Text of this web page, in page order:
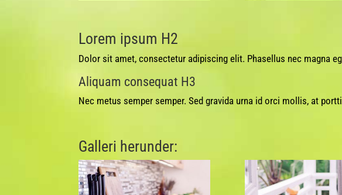
Lorem ipsum H2
Dolor sit amet, consectetur adipiscing elit. Phasellus nec magna
Aliquam consequat H3
Nec metus semper semper. Sed gravida urna id orci mollis, at
Galleri herunder: